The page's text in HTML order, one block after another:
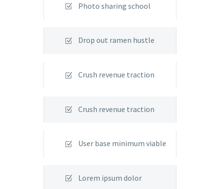
Photo sharing school
Drop out ramen hustle
Crush revenue traction
Crush revenue traction
User base minimum viable
Lorem ipsum dolor